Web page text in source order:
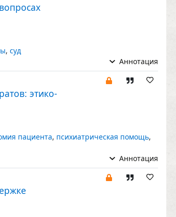
, суд
Аннотация
этико-
пациента, психиатрическая помощь,
Аннотация